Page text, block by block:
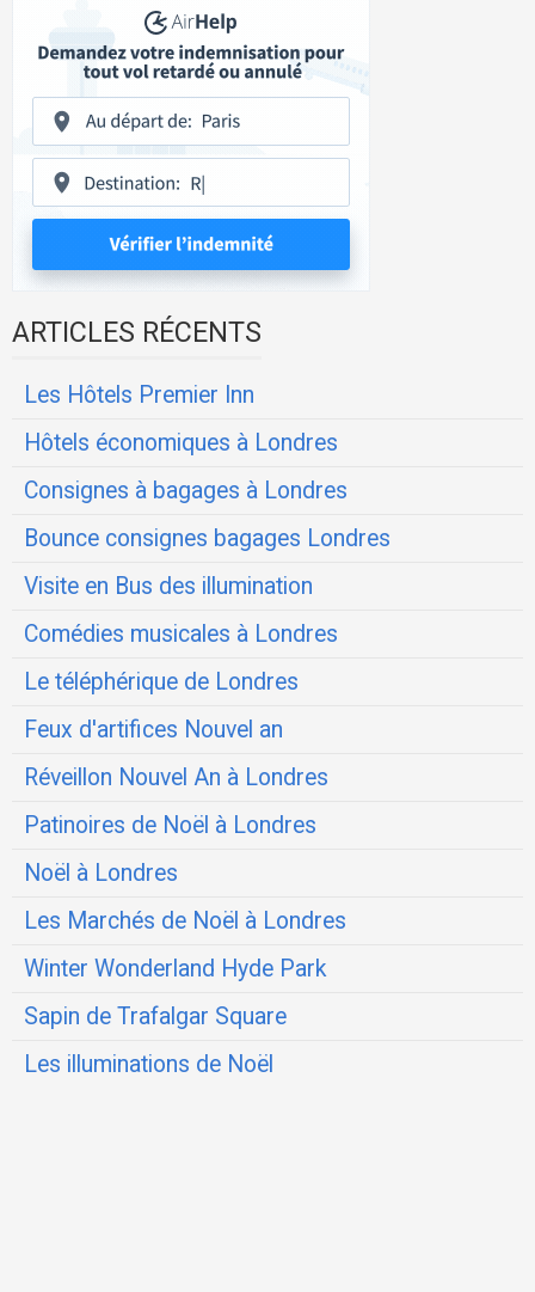
ARTICLES RÉCENTS
Les Hôtels Premier Inn
Hôtels économiques à Londres
Consignes à bagages à Londres
Bounce consignes bagages Londres
Visite en Bus des illumination
Comédies musicales à Londres
Le téléphérique de Londres
Feux d'artifices Nouvel an
Réveillon Nouvel An à Londres
Patinoires de Noël à Londres
Noël à Londres
Les Marchés de Noël à Londres
Winter Wonderland Hyde Park
Sapin de Trafalgar Square
Les illuminations de Noël